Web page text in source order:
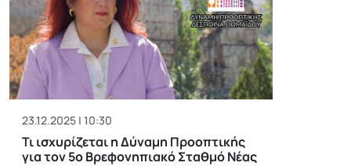
23.12.2025 | 10:30
Τι ισχυρίζεται η Δύναμη Προοπτικής
για τον 5ο Βρεφονηπιακό Σταθμό Νέας